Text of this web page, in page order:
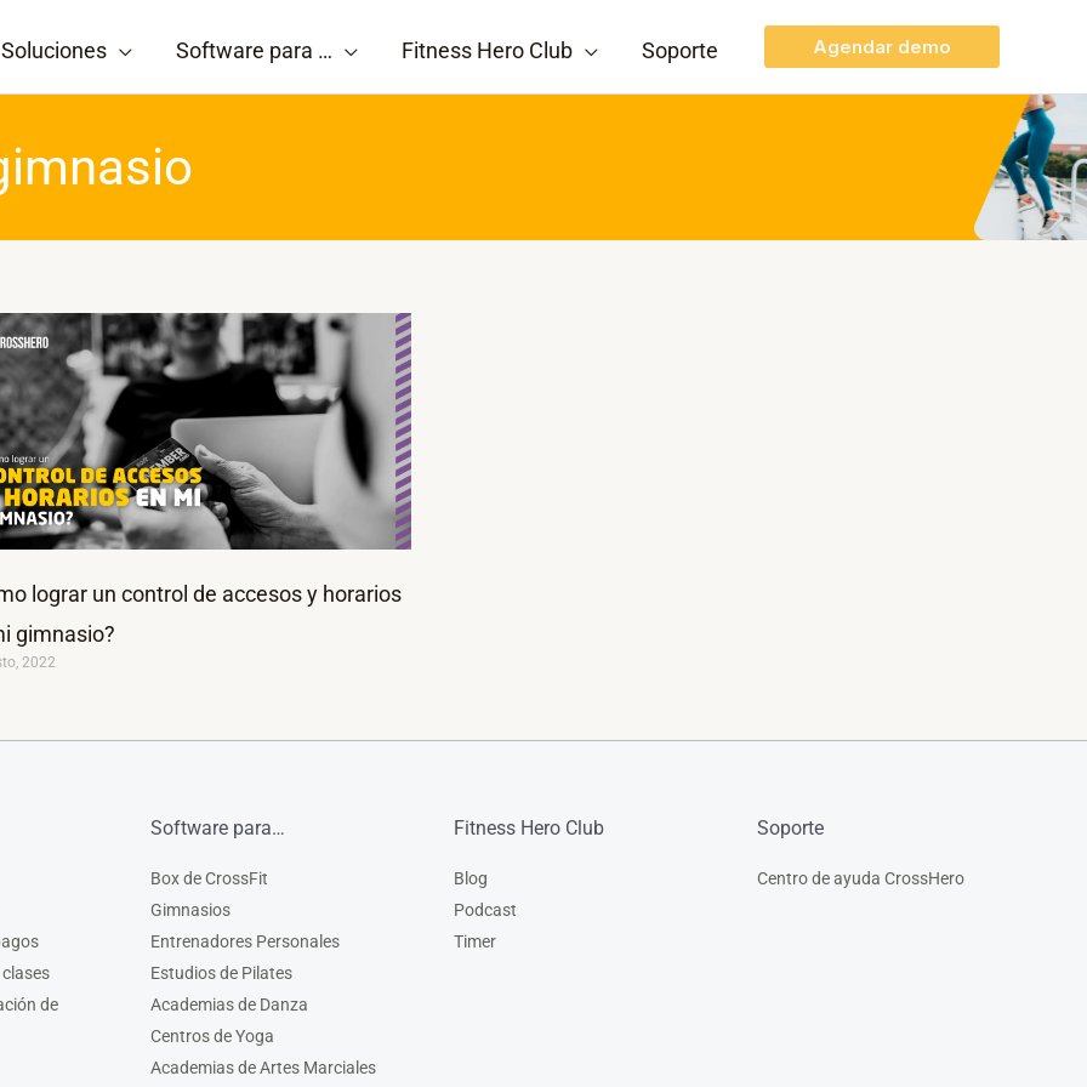
Soluciones Software para … Fitness Hero Club Soporte Agendar demo
lograr un control de accesos y horarios
gimnasio?
2022
de
Software para…
Box de CrossFit
Gimnasios
Entrenadores Personales
Estudios de Pilates
Academias de Danza
Centros de Yoga
Academias de Artes Marciales
Fitness Hero Club
Blog
Podcast
Timer
Soporte
Centro de ayuda CrossHero